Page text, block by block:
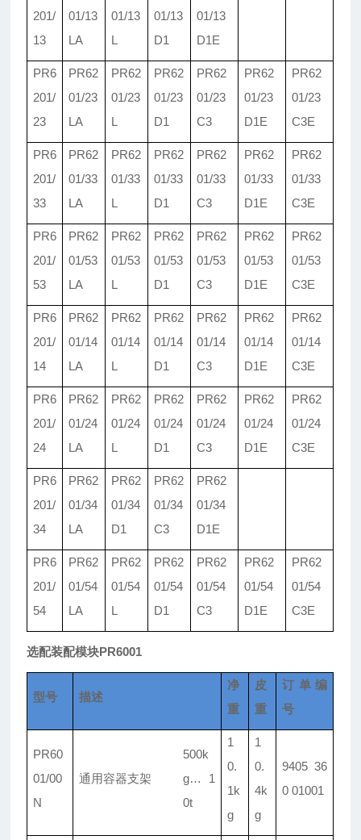
201/
13
01/13
LA
01/13
L
01/13
D1
01/13
D1E
PR6
201/
23
PR62
01/23
LA
PR62
01/23
L
PR62
01/23
D1
PR62
01/23
C3
PR62
01/23
D1E
PR62
01/23
C3E
PR6
201/
33
PR62
01/33
LA
PR62
01/33
L
PR62
01/33
D1
PR62
01/33
C3
PR62
01/33
D1E
PR62
01/33
C3E
PR6
201/
53
PR62
01/53
LA
PR62
01/53
L
PR62
01/53
D1
PR62
01/53
C3
PR62
01/53
D1E
PR62
01/53
C3E
PR6
201/
14
PR62
01/14
LA
PR62
01/14
L
PR62
01/14
D1
PR62
01/14
C3
PR62
01/14
D1E
PR62
01/14
C3E
PR6
201/
24
PR62
01/24
LA
PR62
01/24
L
PR62
01/24
D1
PR62
01/24
C3
PR62
01/24
D1E
PR62
01/24
C3E
PR6
201/
34
PR62
01/34
LA
PR62
01/34
D1
PR62
01/34
C3
PR62
01/34
D1E
PR6
201/
54
PR62
01/54
LA
PR62
01/54
L
PR62
01/54
D1
PR62
01/54
C3
PR62
01/54
D1E
PR62
01/54
C3E
选配装配模块PR6001
型号 描述
净
重
皮
重
订单编
号
PR60
01/00
N
通用容器支架
500k
g…
1
0t
1
0.
1k
g
1
0.
4k
g
9405 36
0 01001